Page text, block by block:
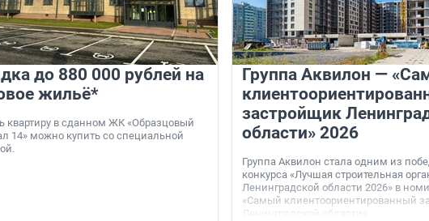
до 880 000 рублей на
жильё*
квартиру в сданном ЖК «Образцовый
14» можно купить со специальной
Группа Аквилон —
застройщик
области» 2026
Группа Аквилон стала одним из
конкурса «Лучшая строительная
Ленинградской области 2026» в
«Самый клиентоориентированный
Ленинградской области».